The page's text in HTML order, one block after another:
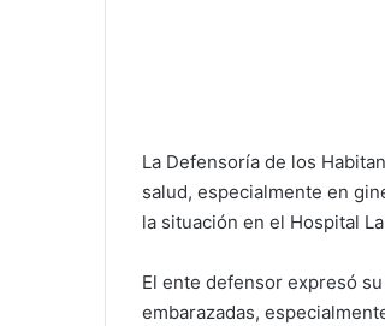
La Defensoría de los
salud, especialmente en
la situación en el Hospital
El ente defensor expresó
embarazadas,